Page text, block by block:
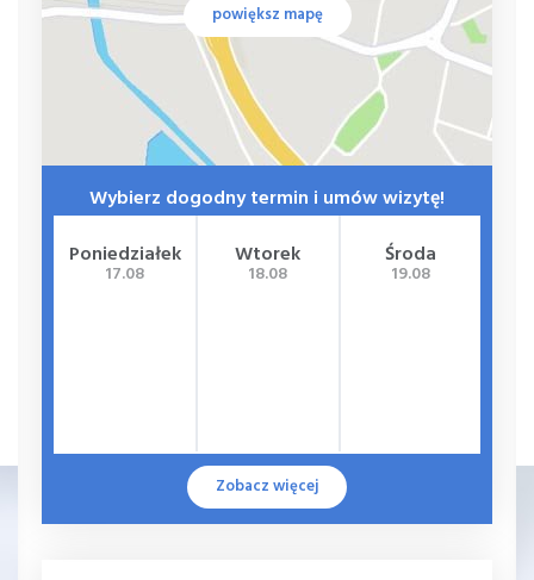
powiększ mapę
Wybierz dogodny termin i umów wizytę!
Poniedziałek
17.08
Wtorek
18.08
Środa
19.08
Zobacz więcej